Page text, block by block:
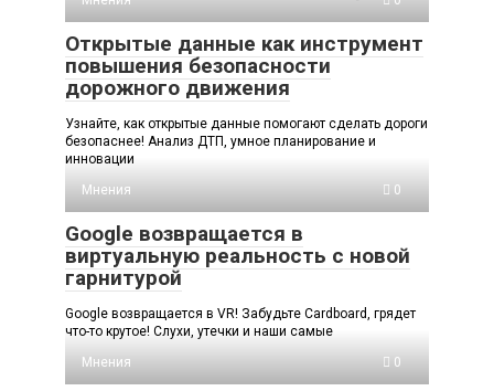
Открытые данные как инструмент
повышения безопасности
дорожного движения
Узнайте, как открытые данные помогают сделать дороги
безопаснее! Анализ ДТП, умное планирование и
инновации
Мнения
0
Google возвращается в
виртуальную реальность с новой
гарнитурой
Google возвращается в VR! Забудьте Cardboard, грядет
что-то крутое! Слухи, утечки и наши самые
Мнения
0